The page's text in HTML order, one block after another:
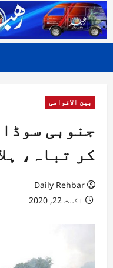
بین الاقوامی
جنوبی
کر تباہ،
Daily Rehbar
اگست 22, 2020